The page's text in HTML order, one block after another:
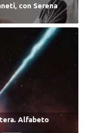
con Serena
Alfabeto